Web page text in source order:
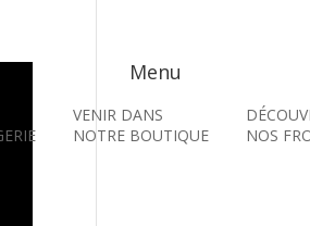
Menu
VENIR DANS
NOTRE BOUTIQUE
NOS